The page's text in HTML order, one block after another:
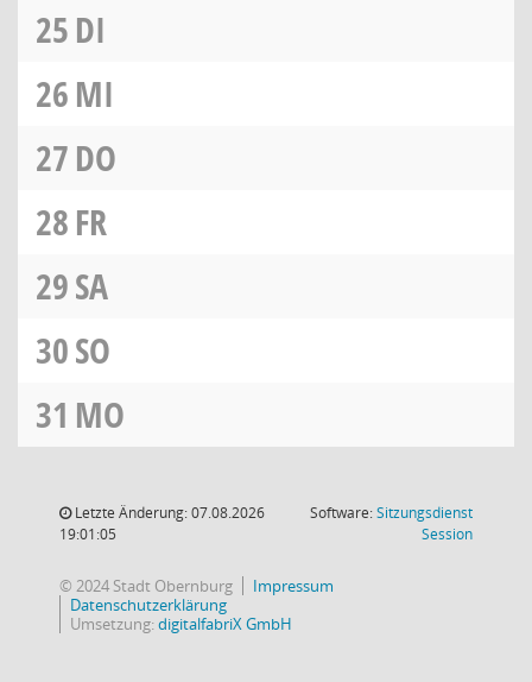
25DI
26MI
27DO
28FR
29SA
30SO
31 MO
Letzte Änderung: 07.08.2026
19:01:05
Software:Sitzungsdienst
Session(Wird in
© 2024 Stadt Obernburg
Impressum
Datenschutzerklärung
Umsetzung:digitalfabriX GmbH